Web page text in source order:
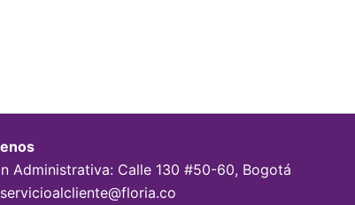
Administrativa: Calle 130 #50-60, Bogotá